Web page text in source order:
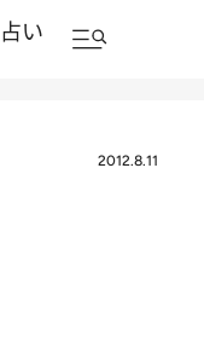
占い
2012.8.11